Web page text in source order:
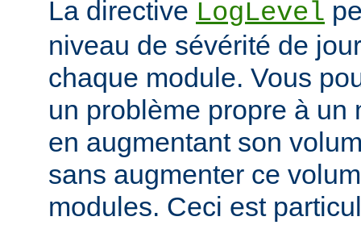
La directive LogLevel
niveau de sévérité de
chaque module. Vous
un problème propre à un
en augmentant son
sans augmenter ce
modules. Ceci est